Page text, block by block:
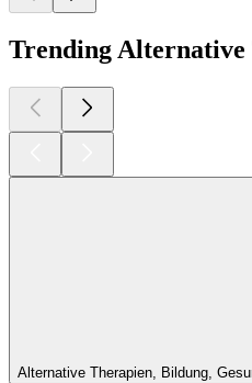
Trending Alternative
Alternative Therapien, Bildung,